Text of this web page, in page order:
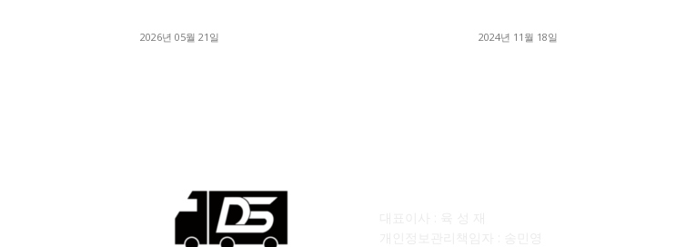
2026년 05월 21일 2024년 11월 18일